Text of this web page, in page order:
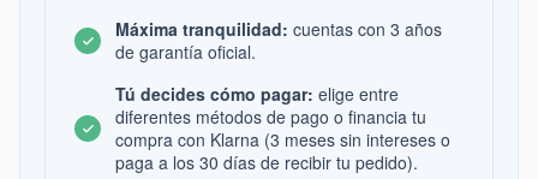
Máxima tranquilidad: cuentas con 3 años
de garantía oficial.
Tú decides cómo pagar: elige entre
diferentes métodos de pago o financia tu
compra con Klarna (3 meses sin intereses o
paga a los 30 días de recibir tu pedido).